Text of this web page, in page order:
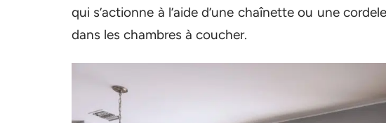
qui s’actionne à l’aide d’une chaînette ou une
dans les chambres à coucher.